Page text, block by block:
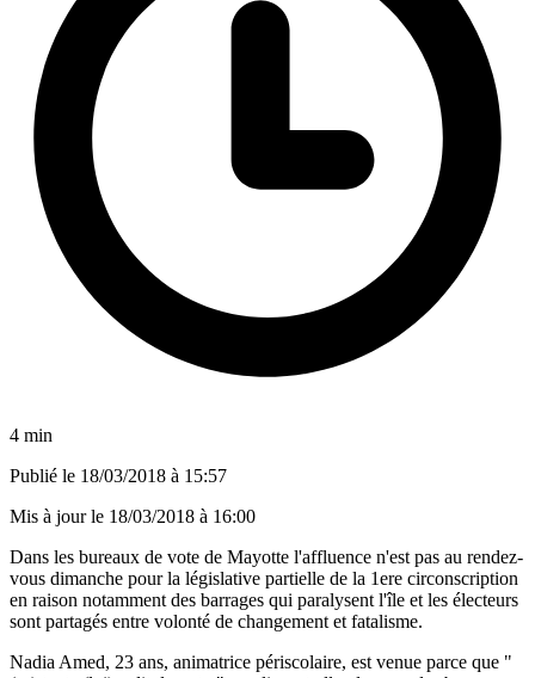
4 min
Publié le 18/03/2018 à 15:57
Mis à jour le 18/03/2018 à 16:00
Dans les bureaux de vote de Mayotte l'affluence n'est pas au rendez-
vous dimanche pour la législative partielle de la 1ere circonscription
en raison notamment des barrages qui paralysent l'île et les électeurs
sont partagés entre volonté de changement et fatalisme.
Nadia Amed, 23 ans, animatrice périscolaire, est venue parce que "